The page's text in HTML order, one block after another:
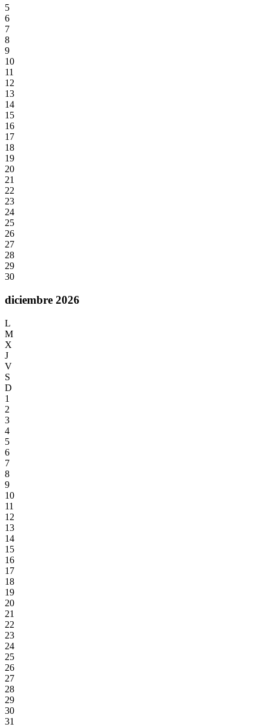
5
6
7
8
9
10
11
12
13
14
15
16
17
18
19
20
21
22
23
24
25
26
27
28
29
30
diciembre 2026
L
M
X
J
V
S
D
1
2
3
4
5
6
7
8
9
10
11
12
13
14
15
16
17
18
19
20
21
22
23
24
25
26
27
28
29
30
31